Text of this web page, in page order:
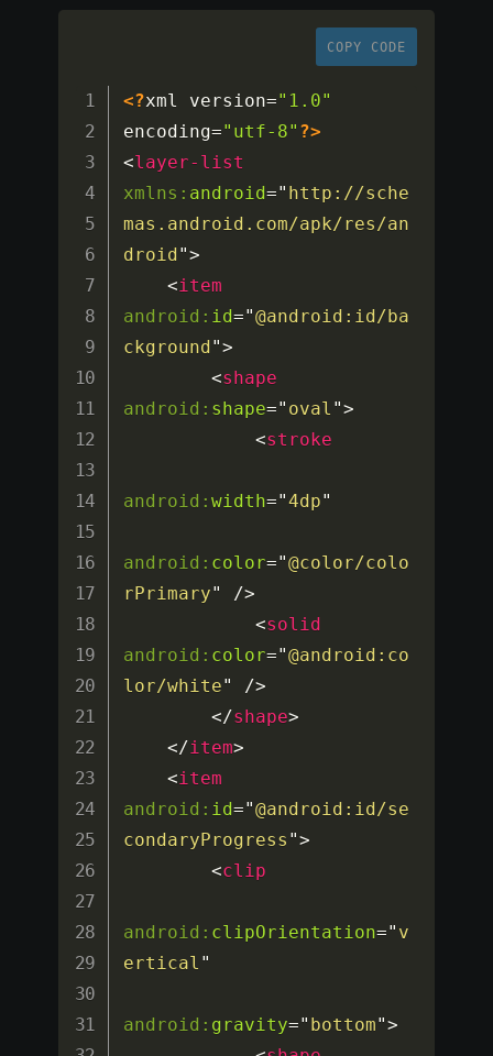
COPY CODE
<?xml version="1.0"
encoding="utf-8" ?>
<layer-list
xmlns: android=" http://sche
mas.android.com/apk/res/an
droid ">
<item
android: id="@android:id/ba
ckground ">
<shape
android: shape=" oval ">
<stroke
android:width="4dp"
android: color="@color/colo
rPrimary"
/>
<solid
android: color="@android:co
lor/white"
/>
</shape>
</item>
<item
android: id="@android:id/se
condaryProgress ">
<clip
android: clipOrientation=" v
ertical "
android: gravity=" bottom">